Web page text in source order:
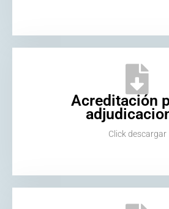
Acreditación
Click descargar